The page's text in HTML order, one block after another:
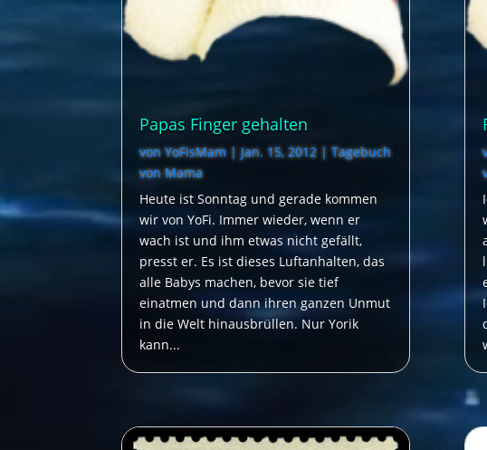
Papas Finger gehalten
vonYoFisMam|Jan. 15, 2012 |Tagebuch
von Mama
Heute ist Sonntag und gerade kommen
wir von YoFi. Immer wieder, wenn er
wach ist und ihm etwas nicht gefällt,
presst er. Es ist dieses Luftanhalten, das
alle Babys machen, bevor sie tief
einatmen und dann ihren ganzen Unmut
in die Welt hinausbrüllen. Nur Yorik
kann...